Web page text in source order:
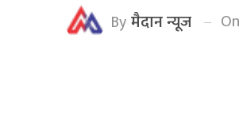
Byमैदान न्यूज On